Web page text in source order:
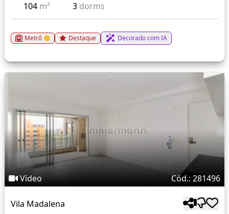
104 m² 3 dorms
Metrô Destaque Decorado com IA
Vídeo Cód.: 281496
Vila Madalena